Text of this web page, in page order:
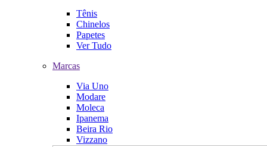
Tênis
Chinelos
Papetes
Ver Tudo
Marcas
Via Uno
Modare
Moleca
Ipanema
Beira Rio
Vizzano